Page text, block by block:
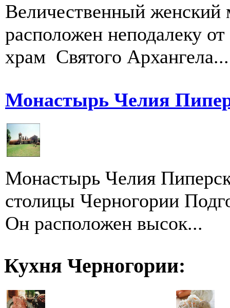
Величественный
расположен неподалеку
храм Святого Архангела...
Монастырь Челия
Монастырь Челия
столицы Черногории
Он расположен высок...
Кухня Черногории: